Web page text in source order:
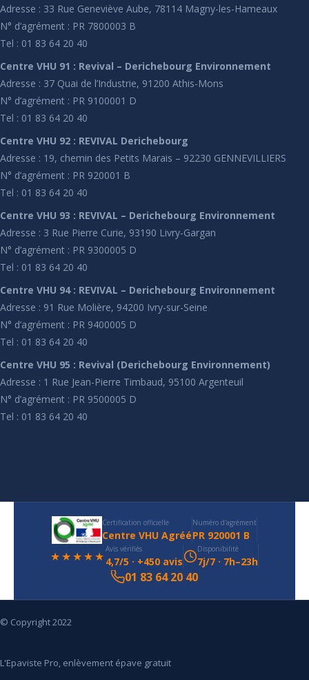
Adresse : 33 Rue Geneviève Aube, 78114 Magny-les-Hameaux
N° d’agrément : PR 7800003 B
Tel : 01 83 64 20 40
Centre VHU 91 : Revival – Derichebourg Environnement
Adresse : 37 Quai de l’Industrie, 91200 Athis-Mons
N° d’agrément : PR 9100001 D
Tel : 01 83 64 20 40
Centre VHU 92 : REVIVAL Derichebourg
Adresse : 19, chemin des Petits Marais – 92230 GENNEVILLIERS
N° d’agrément : PR 920001 B
Tel : 01 83 64 20 40
Centre VHU 93 : REVIVAL – Derichebourg Environnement
Adresse : 3 Rue Pierre Curie, 93190 Livry-Gargan
N° d’agrément : PR 9300005 D
Tel : 01 83 64 20 40
Centre VHU 94 : REVIVAL – Derichebourg Environnement
Adresse : 91 Rue Molière, 94200 Ivry-sur-Seine
N° d’agrément : PR 9400005 D
Tel : 01 83 64 20 40
Centre VHU 95 : Revival (Derichebourg Environnement)
Adresse : 1 Rue Jean-Pierre Timbaud, 95100 Argenteuil
N° d’agrément : PR 9500005 D
Tel : 01 83 64 20 40
Certification officielle
Centre VHU Agréé
Numéro d'agrément
PR 920001 B
★★★★★ Avis vérifiés
4,7/5 · +450 avis
Disponibilité
7j/7 · 7h–23h
01 83 64 20 40
© Copyright 2022
L'Epaviste Pro, enlèvement épave gratuit